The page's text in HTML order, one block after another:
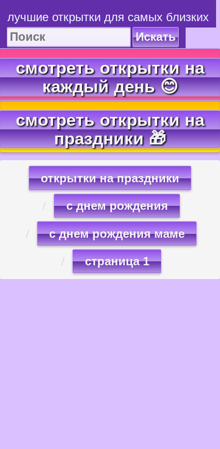
лучшие открытки для самых близких
Искать
смотреть открытки на
каждый день 😊
смотреть открытки на
праздники 🎁
открытки на праздники
с днем рождения
с днем рождения маме
страница 1